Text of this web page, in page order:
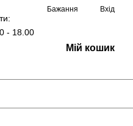
Бажання Вхід
- 18.00
Мій кошик